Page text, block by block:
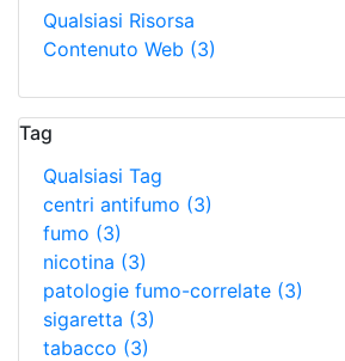
Qualsiasi Risorsa
Contenuto Web (3)
Tag
Qualsiasi Tag
centri antifumo (3)
fumo (3)
nicotina (3)
patologie fumo-correlate (3)
sigaretta (3)
tabacco (3)